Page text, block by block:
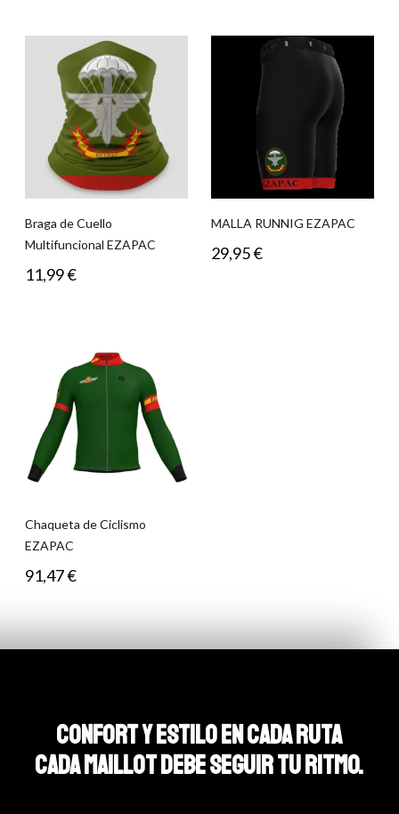
Braga de Cuello
Multifuncional EZAPAC
11,99€
MALLA RUNNIG EZAPAC
29,95€
Chaqueta de Ciclismo
EZAPAC
91,47€
CONFORT Y ESTILO EN CADA RUTA
CADA MAILLOT DEBE SEGUIR TU RITMO.